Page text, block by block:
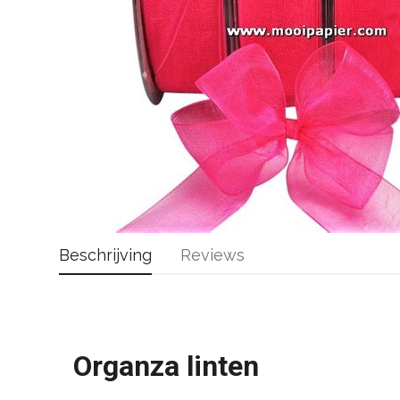
Beschrijving
Organza linten
Reviews